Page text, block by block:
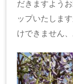
だきますよう
ップいたしま
けできません